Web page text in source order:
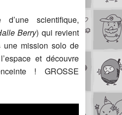
d’une scientifique,
Berry) qui revient
une mission solo de
et découvre
! GROSSE